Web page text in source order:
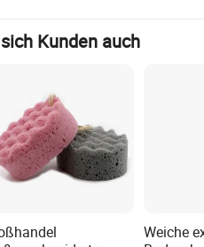
vom Flughafen
praktisch.
geeignet, um Bad, auch ist
Geschenk und
haben wir qualitativ
und internationale
"ganze Vielfalt, hohe
Produktionsfähigkeit
Maßstab,
After-Sales-
Kunden auch
Weiche